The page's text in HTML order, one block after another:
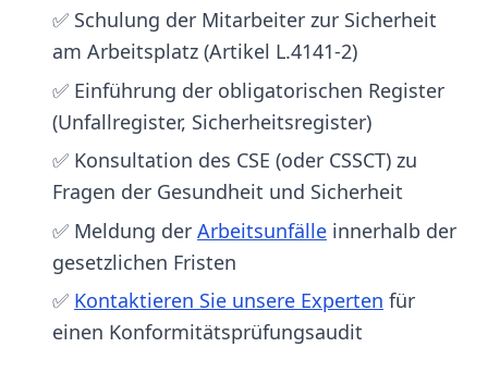
✅ Schulung der Mitarbeiter zur Sicherheit
am Arbeitsplatz (Artikel L.4141-2)
✅ Einführung der obligatorischen Register
(Unfallregister, Sicherheitsregister)
✅ Konsultation des CSE (oder CSSCT) zu
Fragen der Gesundheit und Sicherheit
✅ Meldung der Arbeitsunfälle innerhalb der
gesetzlichen Fristen
✅ Kontaktieren Sie unsere Experten für
einen Konformitätsprüfungsaudit